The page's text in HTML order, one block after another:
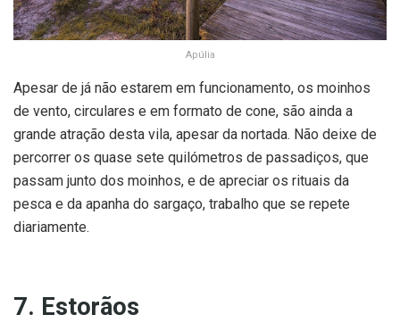
Apúlia
Apesar de já não estarem em funcionamento, os moinhos
de vento, circulares e em formato de cone, são ainda a
grande atração desta vila, apesar da nortada. Não deixe de
percorrer os quase sete quilómetros de passadiços, que
passam junto dos moinhos, e de apreciar os rituais da
pesca e da apanha do sargaço, trabalho que se repete
diariamente.
7. Estorãos